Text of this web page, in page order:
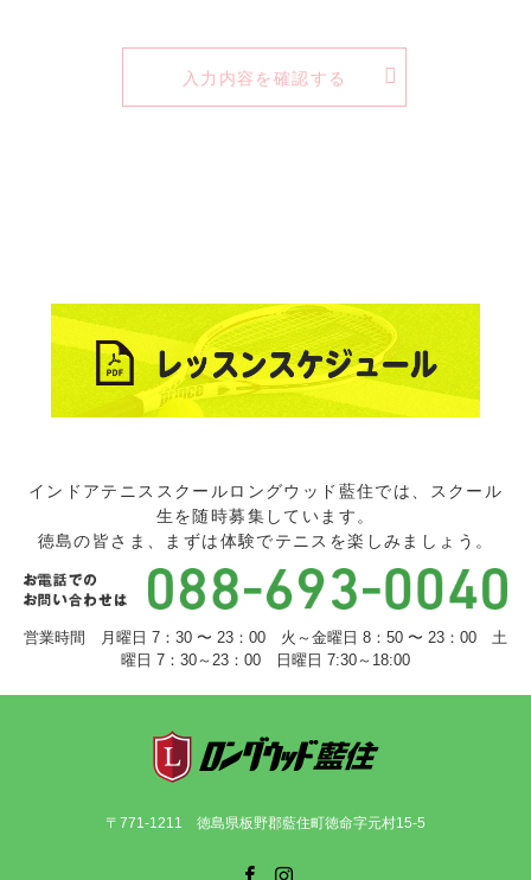
インドアテニススクールロングウッド藍住では、スクール
生を随時募集しています。
徳島の皆さま、まずは体験でテニスを楽しみましょう。
営業時間 月曜日 7：30 〜 23：00 火～金曜日 8：50 〜 23：00 土
曜日 7：30～23：00 日曜日 7:30～18:00
〒771-1211 徳島県板野郡藍住町徳命字元村15-5